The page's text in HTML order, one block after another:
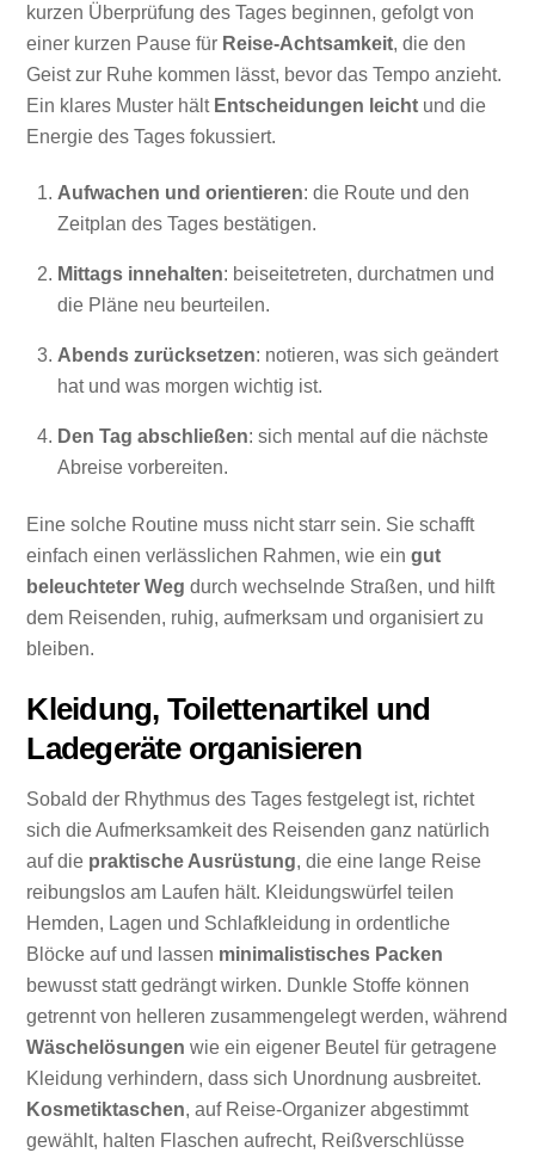
kurzen Überprüfung des Tages beginnen, gefolgt von
einer kurzen Pause für Reise-Achtsamkeit, die den
Geist zur Ruhe kommen lässt, bevor das Tempo anzieht.
Ein klares Muster hält Entscheidungen leicht und die
Energie des Tages fokussiert.
Aufwachen und orientieren: die Route und den
Zeitplan des Tages bestätigen.
Mittags innehalten: beiseitetreten, durchatmen und
die Pläne neu beurteilen.
Abends zurücksetzen: notieren, was sich geändert
hat und was morgen wichtig ist.
Den Tag abschließen: sich mental auf die nächste
Abreise vorbereiten.
Eine solche Routine muss nicht starr sein. Sie schafft
einfach einen verlässlichen Rahmen, wie eingut
beleuchteter Weg durch wechselnde Straßen, und hilft
dem Reisenden, ruhig, aufmerksam und organisiert zu
bleiben.
Kleidung, Toilettenartikel und
Ladegeräte organisieren
Sobald der Rhythmus des Tages festgelegt ist, richtet
sich die Aufmerksamkeit des Reisenden ganz natürlich
auf die praktische Ausrüstung, die eine lange Reise
reibungslos am Laufen hält. Kleidungswürfel teilen
Hemden, Lagen und Schlafkleidung in ordentliche
Blöcke auf und lassen minimalistisches Packen
bewusst statt gedrängt wirken. Dunkle Stoffe können
getrennt von helleren zusammengelegt werden, während
Wäschelösungen wie ein eigener Beutel für getragene
Kleidung verhindern, dass sich Unordnung ausbreitet.
Kosmetiktaschen, auf Reise-Organizer abgestimmt
gewählt, halten Flaschen aufrecht, Reißverschlüsse